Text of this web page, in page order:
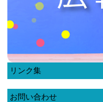
リンク集
お問い合わせ